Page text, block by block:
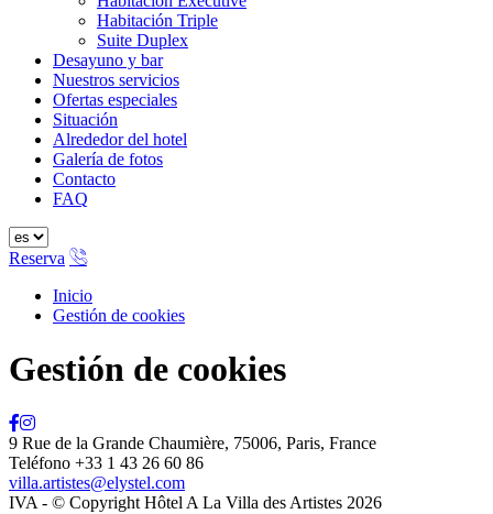
Habitación Triple
Suite Duplex
Desayuno y bar
Nuestros servicios
Ofertas especiales
Situación
Alrededor del hotel
Galería de fotos
Contacto
FAQ
Reserva
Inicio
Gestión de cookies
Gestión de cookies
9 Rue de la Grande Chaumière, 75006, Paris, France
Teléfono +33 1 43 26 60 86
villa.artistes@elystel.com
IVA - © Copyright Hôtel A La Villa des Artistes 2026